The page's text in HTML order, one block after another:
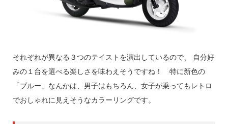
それぞれが異なる３つのテイストを演出しているので、 自分好
みの１台を選べる楽しさを味わえそうですね！ 特に新色の
「ブルー」なんかは、男子はもちろん、女子が乗ってもレトロ
でおしゃれに見えそうなカラーリングです。